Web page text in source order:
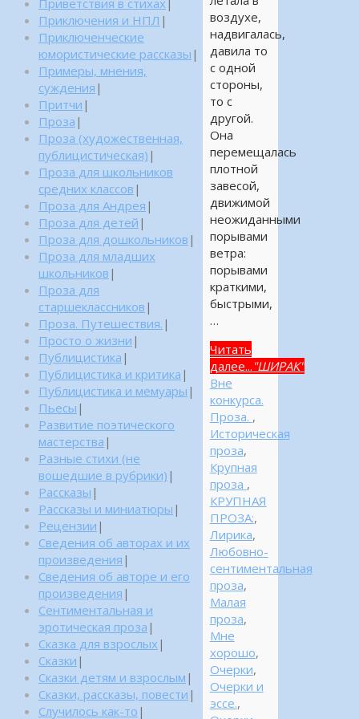
воздухе,
надвигалась,
давила то
с одной
стороны,
то с
другой.
Она
перемещалась
плотной
завесой,
движимой
неожиданными
порывами
ветра:
порывами
краткими,
быстрыми,
…
Читать
далее... "ШИРАК"
Вне
конкурса.
Проза. ,
Историческая
проза,
Крупная
проза ,
КРУПНАЯ
ПРОЗА:,
Лирика,
Любовно-
сентиментальная
проза,
Малая
проза,
Мне
хорошо,
Очерки,
Очерки и
эссе.,
Приветствия в стихах
Приключения и НПЛ |
Приключенческие
юмористические рассказы |
Примеры, мнения,
суждения |
Притчи |
Проза |
Проза (художественная,
публицистическая) |
Проза для школьников
средних классов |
Проза для Андрея |
Проза для детей |
Проза для дошкольников |
Проза для младших
школьников |
Проза для
старшеклассников |
Проза. Путешествия. |
Просто о жизни |
Публицистика |
Публицистика и критика |
Публицистика и мемуары |
Пьесы |
Развитие поэтического
мастерства |
Разные стихи (не
вошедшие в рубрики) |
Рассказы |
Рассказы и миниатюры |
Рецензии |
Сведения об авторах и их
произведения |
Сведения об авторе и его
произведения |
Сентиментальная и
эротическая проза |
Сказка для взрослых |
Сказки |
Сказки детям и взрослым |
Сказки, рассказы, повести |
Случилось как-то |